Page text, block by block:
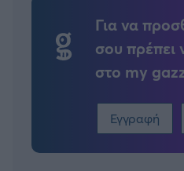
Για να
σου πρέπει
στο my
Εγγραφή